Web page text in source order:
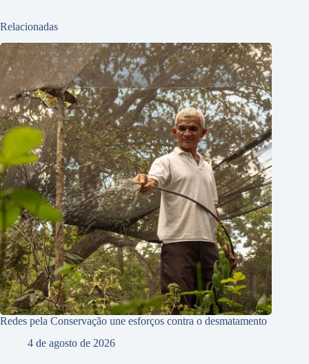
Relacionadas
Redes pela Conservação une esforços contra o desmatamento
4 de agosto de 2026